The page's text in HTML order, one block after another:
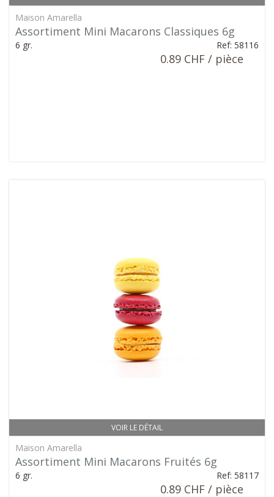
Maison Amarella
Assortiment Mini Macarons Classiques 6g
6 gr. Ref: 58116
0.89 CHF / pièce
VOIR LE DÉTAIL
Maison Amarella
Assortiment Mini Macarons Fruités 6g
6 gr. Ref: 58117
0.89 CHF / pièce